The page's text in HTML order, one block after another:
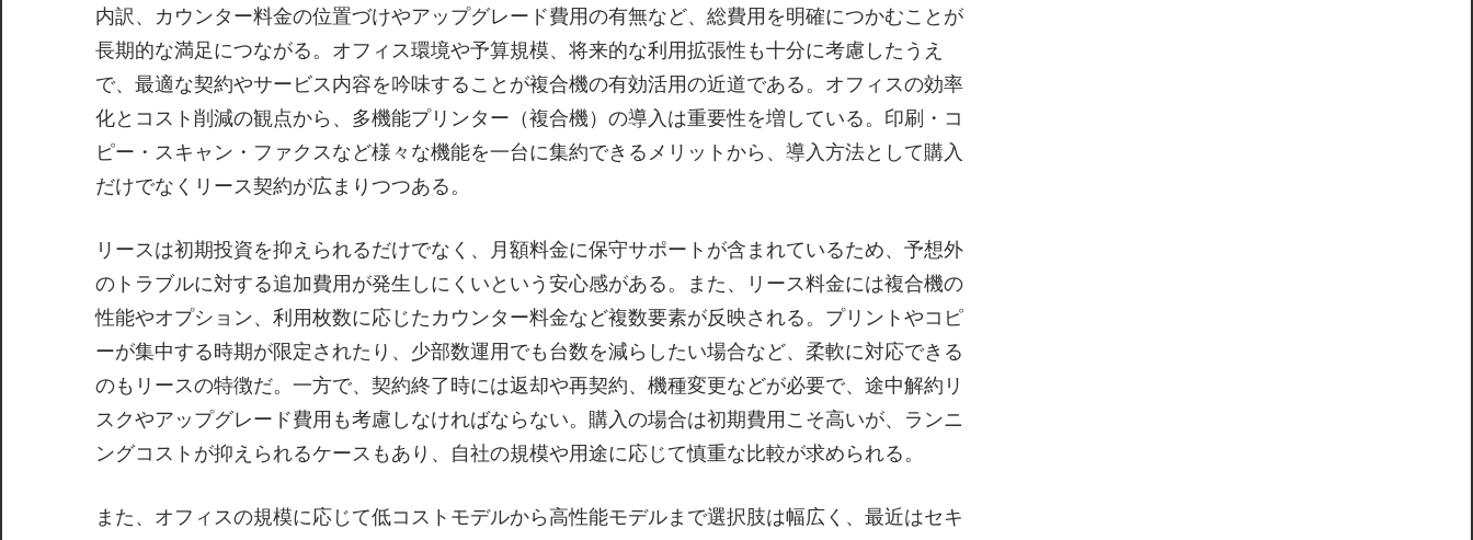
内訳、カウンター料金の位置づけやアップグレード費用の有無など、総費用を明確につかむことが
長期的な満足につながる。オフィス環境や予算規模、将来的な利用拡張性も十分に考慮したうえ
で、最適な契約やサービス内容を吟味することが複合機の有効活用の近道である。オフィスの効率
化とコスト削減の観点から、多機能プリンター（複合機）の導入は重要性を増している。印刷・コ
ピー・スキャン・ファクスなど様々な機能を一台に集約できるメリットから、導入方法として購入
だけでなくリース契約が広まりつつある。
リースは初期投資を抑えられるだけでなく、月額料金に保守サポートが含まれているため、予想外
のトラブルに対する追加費用が発生しにくいという安心感がある。また、リース料金には複合機の
性能やオプション、利用枚数に応じたカウンター料金など複数要素が反映される。プリントやコピ
ーが集中する時期が限定されたり、少部数運用でも台数を減らしたい場合など、柔軟に対応できる
のもリースの特徴だ。一方で、契約終了時には返却や再契約、機種変更などが必要で、途中解約リ
スクやアップグレード費用も考慮しなければならない。購入の場合は初期費用こそ高いが、ランニ
ングコストが抑えられるケースもあり、自社の規模や用途に応じて慎重な比較が求められる。
また、オフィスの規模に応じて低コストモデルから高性能モデルまで選択肢は幅広く、最近はセキ